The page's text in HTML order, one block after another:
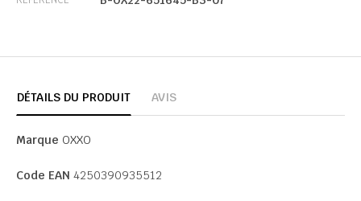
DÉTAILS DU PRODUIT AVIS
Marque OXXO
Code EAN 4250390935512